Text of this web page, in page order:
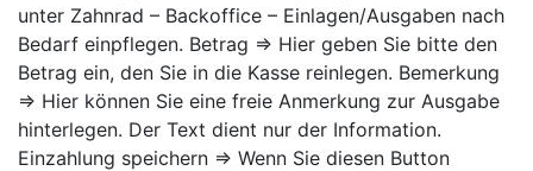
unter Zahnrad – Backoffice – Einlagen/Ausgaben nach
Bedarf einpflegen. Betrag ⇒ Hier geben Sie bitte den
Betrag ein, den Sie in die Kasse reinlegen. Bemerkung
⇒ Hier können Sie eine freie Anmerkung zur Ausgabe
hinterlegen. Der Text dient nur der Information.
Einzahlung speichern ⇒ Wenn Sie diesen Button